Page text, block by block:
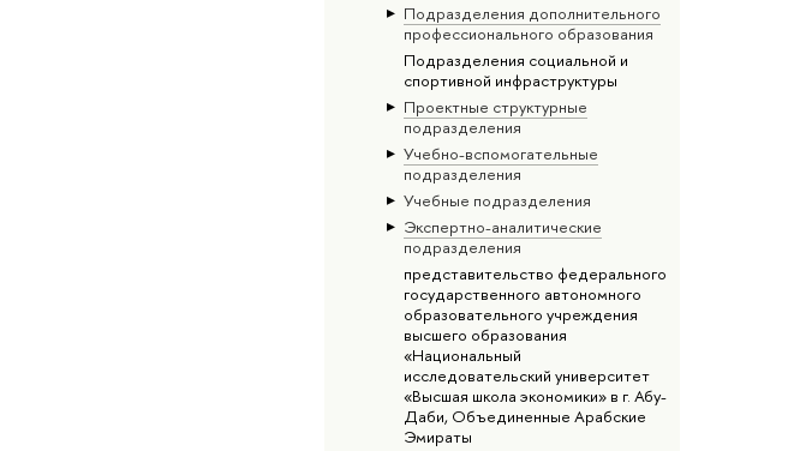
Подразделения дополнительного
профессионального образования
Подразделения социальной и
спортивной инфраструктуры
Проектные структурные
подразделения
Учебно-вспомогательные
подразделения
Учебные подразделения
Экспертно-аналитические
подразделения
представительство федерального
государственного автономного
образовательного учреждения
высшего образования
«Национальный
исследовательский университет
«Высшая школа экономики» в г. Абу-
Даби, Объединенные Арабские
Эмираты